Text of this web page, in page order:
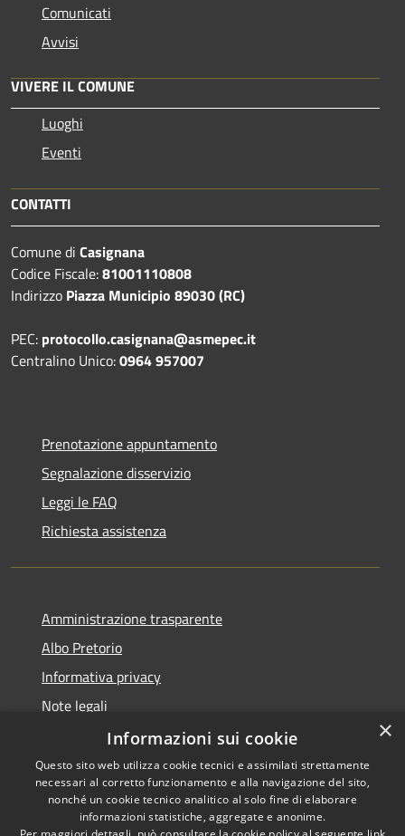
Comunicati
Avvisi
VIVERE IL COMUNE
Luoghi
Eventi
CONTATTI
Comune di Casignana
Codice Fiscale:81001110808
Indirizzo Piazza Municipio 89030 (RC)
PEC: protocollo.casignana@asmepec.it
Centralino Unico:0964 957007
Prenotazione appuntamento
Segnalazione disservizio
Leggi le FAQ
Richiesta assistenza
Amministrazione trasparente
Albo Pretorio
Informativa privacy
Note legali
Dichiarazione di accessibilità
RSS Copyright © 2026 • Comune di
×
Informazioni sui cookie
Questo sito web utilizza cookie tecnici e assimilati strettamente
necessari al corretto funzionamento e alla navigazione del sito,
nonché un cookie tecnico analitico al solo fine di elaborare
informazioni statistiche, aggregate e anonime.